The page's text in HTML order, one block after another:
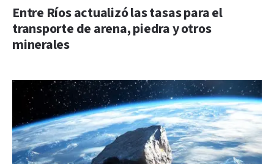
Entre Ríos actualizó las tasas para el
transporte de arena, piedra y otros
minerales